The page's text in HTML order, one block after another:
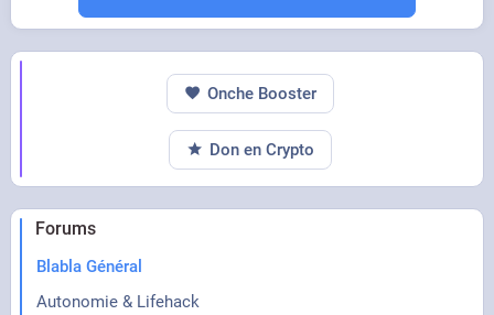
Forums
Blabla Général
Autonomie & Lifehack
Onche Booster
Don en Crypto